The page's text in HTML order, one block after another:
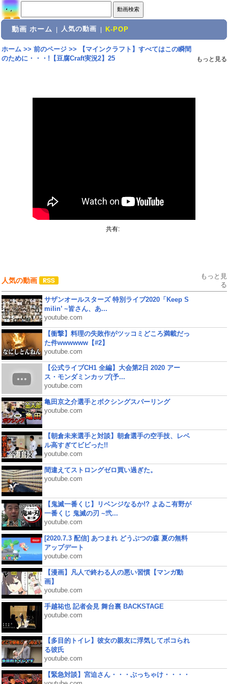
動画 ホーム 人気の動画 K-POP
ホーム>> 前のページ>>
【マインクラフト】すべてはこの瞬間
のために・・・!【豆腐Craft実況2】25
もっと見る
共有:
人気の動画
もっと見
る
サザンオールスターズ 特別ライブ2020「Keep S
milin’ ~皆さん、あ...
youtube.com
【衝撃】料理の失敗作がツッコミどころ満載だっ
た件wwwwww【#2】
youtube.com
【公式ライブCH1 全編】大会第2日 2020 アー
ス・モンダミンカップ(予...
youtube.com
亀田京之介選手とボクシングスパーリング
youtube.com
【朝倉未来選手と対談】朝倉選手の空手技、レベ
ル高すぎてビビった!!
youtube.com
間違えてストロングゼロ買い過ぎた。
youtube.com
【鬼滅一番くじ】リベンジなるか!? よゐこ有野が
一番くじ 鬼滅の刃 ~弐...
youtube.com
[2020.7.3 配信] あつまれ どうぶつの森 夏の無料
アップデート
youtube.com
【漫画】凡人で終わる人の悪い習慣【マンガ動
画】
youtube.com
手越祐也 記者会見 舞台裏 BACKSTAGE
youtube.com
【多目的トイレ】彼女の親友に浮気してボコられ
る彼氏
youtube.com
【緊急対談】宮迫さん・・・ぶっちゃけ・・・・